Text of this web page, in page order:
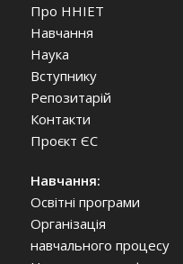
Про ННІЕТ
Навчання
Наука
Вступнику
Репозитарій
Контакти
Проєкт ЄС
Навчання:
Освітні програми
Організація
навчального процесу